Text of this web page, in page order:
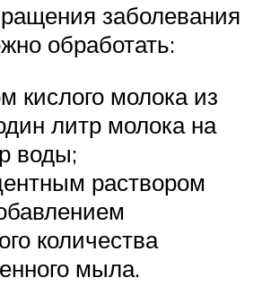
заболевания
обработать:
кислого молока из
литр молока на
воды;
раствором
количества
мыла.